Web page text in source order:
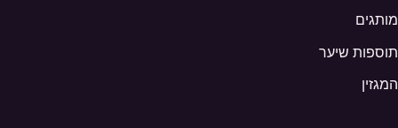
מותגים
תוספות שיער
המגזין